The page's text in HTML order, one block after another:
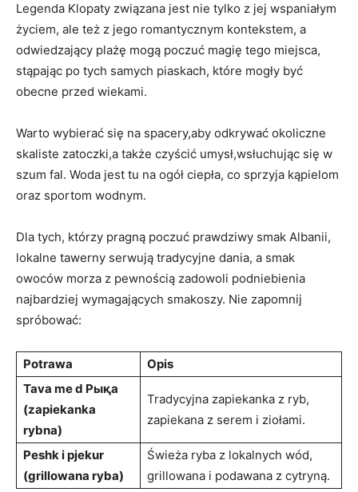
Legenda Klopaty związana jest nie tylko z⁣ jej wspaniałym
życiem, ale też ⁣z jego⁤ romantycznym ⁢kontekstem, a
odwiedzający plażę mogą ​poczuć magię ​tego miejsca,
stąpając po tych samych piaskach, które mogły być
obecne przed wiekami.
Warto wybierać się na spacery,aby ‍odkrywać okoliczne⁤
skaliste zatoczki,a⁢ także⁤ czyścić ⁣umysł,wsłuchując się‌ w
szum ⁤fal. ⁣Woda jest tu na ogół ciepła, co sprzyja ⁣kąpielom
oraz sportom wodnym.
Dla tych, którzy pragną poczuć prawdziwy smak Albanii,
‍lokalne‍ tawerny serwują tradycyjne​ dania, ‍a smak
owoców morza z ⁢pewnością zadowoli podniebienia
najbardziej wymagających smakoszy. ⁤Nie zapomnij
spróbować:
Potrawa
Opis
Tava me d Рықа
(zapiekanka
rybna)
Tradycyjna zapiekanka⁢ z ‍ryb,
zapiekana ⁤z serem i ⁤ziołami.
Peshk⁢ i pjekur
(grillowana ryba)
Świeża ryba z lokalnych wód,
⁢grillowana‌ i podawana z ‍cytryną.